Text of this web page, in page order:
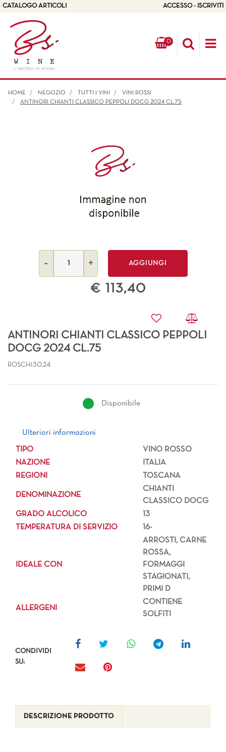
CATALOGO ARTICOLI ACCESSO - ISCRIVITI
0
HOME NEGOZIO TUTTI I VINI
VINI ROSSI
ANTINORI CHIANTI CLASSICO PEPPOLI DOCG 2024 CL.75
AGGIUNGI
€ 113,40
ANTINORI CHIANTI CLASSICO PEPPOLI
DOCG 2024 CL.75
ROSCHI30.24
Disponibile
Ulteriori informazioni
Ulteriori informazioni
TIPO
VINO ROSSO
NAZIONE
ITALIA
REGIONI
TOSCANA
DENOMINAZIONE
CHIANTI
CLASSICO DOCG
GRADO ALCOLICO
13
TEMPERATURA DI SERVIZIO
16-
IDEALE CON
ARROSTI, CARNE
ROSSA,
FORMAGGI
STAGIONATI,
PRIMI D
ALLERGENI
CONTIENE
SOLFITI
CONDIVIDI
SU:
DESCRIZIONE PRODOTTO